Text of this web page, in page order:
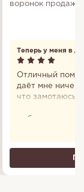
воронок продаж
Теперь у меня в
Отличный
даёт мне
что замотаюсь
мобильное